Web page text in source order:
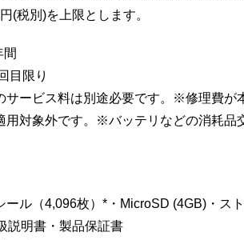
(税別)を上限とします。
間
目限り
ービス料は別途必要です。※修理費が
用対象外です。※バッテリなどの消耗品
ール（4,096枚）*・MicroSD (4GB)・ス
説明書・製品保証書